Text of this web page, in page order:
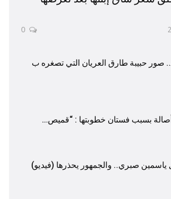
صور حبيبة طارق العريان التي تصغره ب
أصالة بسبب فستان خطوبتها : “قميص…
صبري.. والجمهور يحذرها (فيديو)